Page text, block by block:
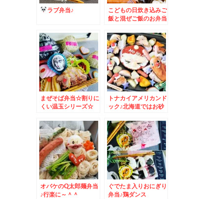
ラブ弁当♪
こどもの日炊き込みご
飯と混ぜご飯のお弁当
まぜそば弁当☆割りに
くい温玉シリーズ☆
トナカイアメリカンド
ック♪北海道ではお砂
ック
オバケのQ太郎麺弁当
♪行楽に～＾＾
ぐでたま入りおにぎり
弁当♪鶏ダンス